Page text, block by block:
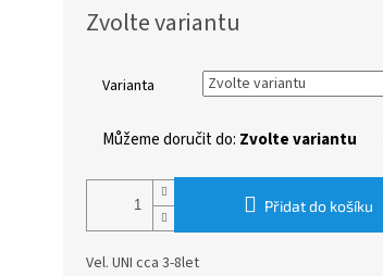
cena:
Zvolte variantu
Varianta
Můžeme doručit do: Zvolte variantu
Přidat do košíku
Vel. UNI cca 3-8let